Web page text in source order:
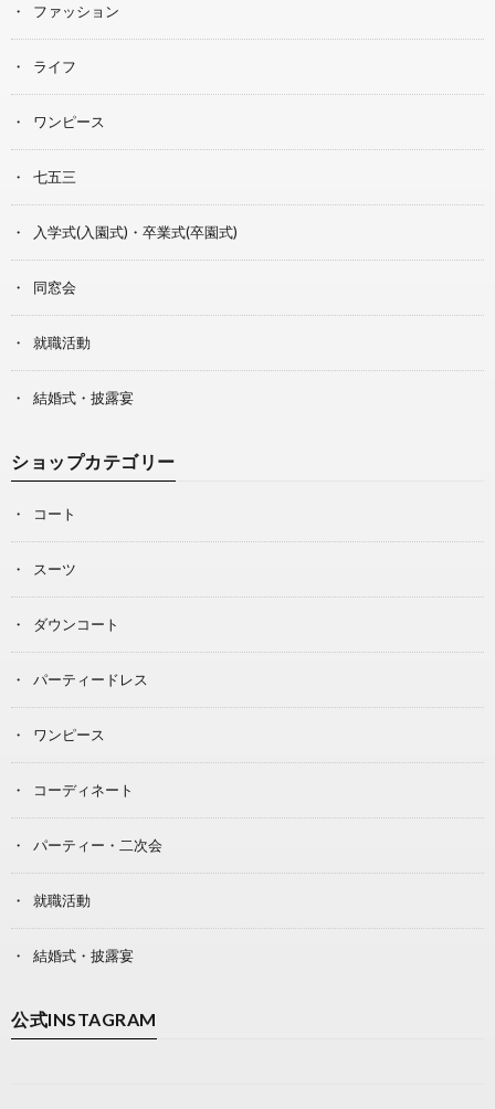
ファッション
ライフ
ワンピース
七五三
入学式(入園式)・卒業式(卒園式)
同窓会
就職活動
結婚式・披露宴
ショップカテゴリー
コート
スーツ
ダウンコート
パーティードレス
ワンピース
コーディネート
パーティー・二次会
就職活動
結婚式・披露宴
公式INSTAGRAM